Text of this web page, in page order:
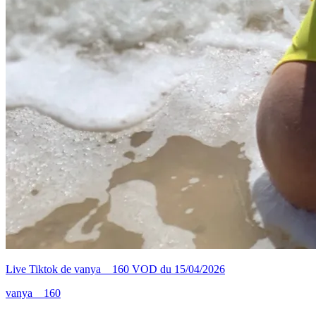
Live Tiktok de vanya__160 VOD du 15/04/2026
vanya__160